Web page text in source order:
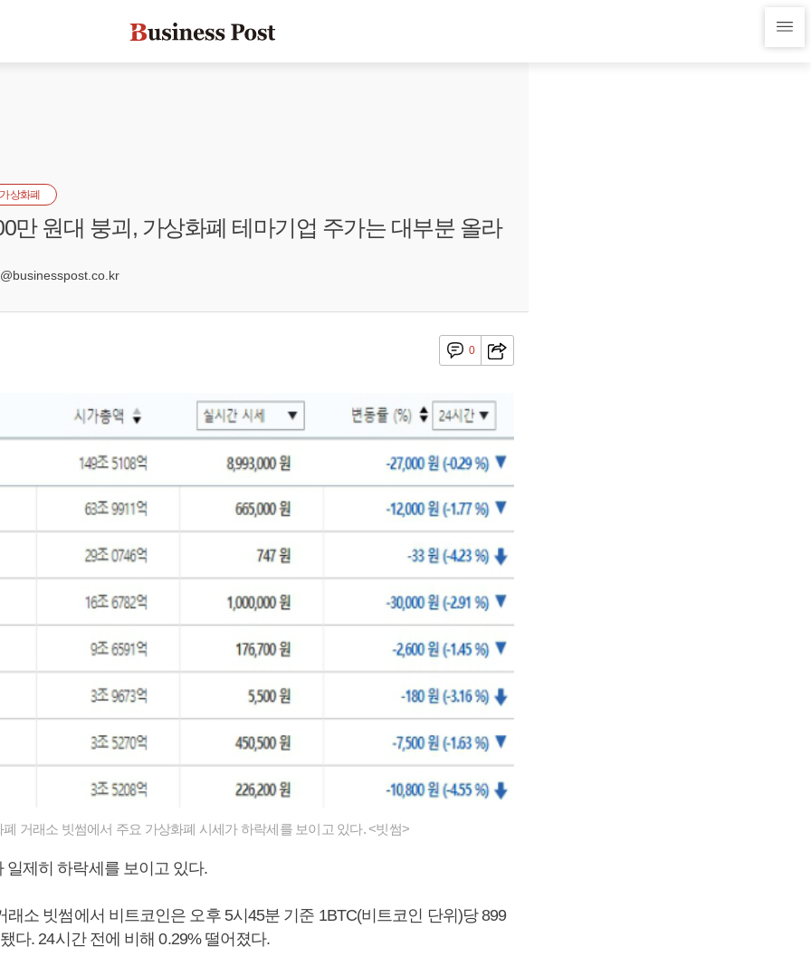
가상화폐
만 원대 붕괴, 가상화폐 테마기업 주가는 대부분 올라
0
거래소 빗썸에서 주요 가상화폐 시세가 하락세를 보이고 있다. <빗썸>
일제히 하락세를 보이고 있다.
래소 빗썸에서 비트코인은 오후 5시45분 기준 1BTC(비트코인 단위)당 899
다. 24시간 전에 비해 0.29% 떨어졌다.